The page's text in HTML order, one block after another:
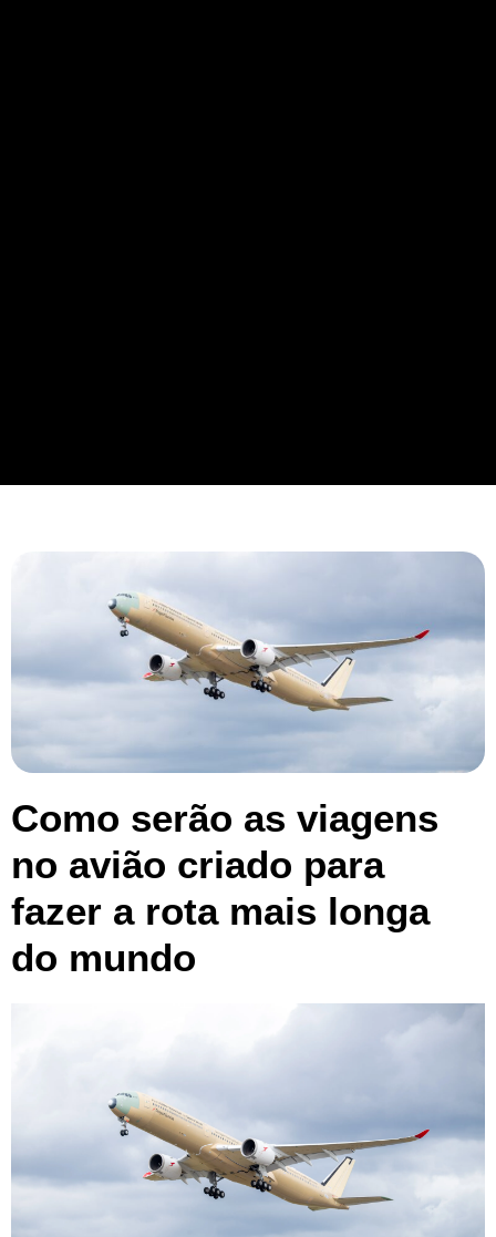
Como serão as viagens
no avião criado para
fazer a rota mais longa
do mundo